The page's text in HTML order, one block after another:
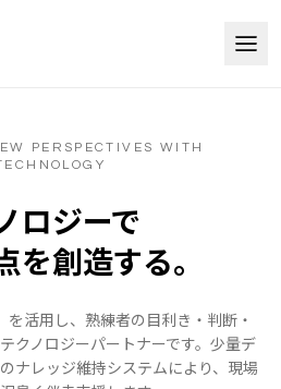
PERSPECTIVES WITH
ロジーで
を創造する。
活用し、熟練者の目利き・判断・
クノロジーパートナーです。少量デ
ナレッジ維持システムにより、現場